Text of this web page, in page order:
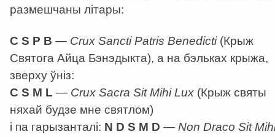
размешчаны літары:
C S P B — Crux Sancti Patris Benedicti(Крыж
Святога Айца Бэнэдыкта), а на бэльках крыжа,
зверху ўніз:
C S M L — Crux Sacra Sit Mihi Lux (Крыж святы
няхай будзе мне святлом)
і па гарызанталі: N D S M D — Non Draco Sit